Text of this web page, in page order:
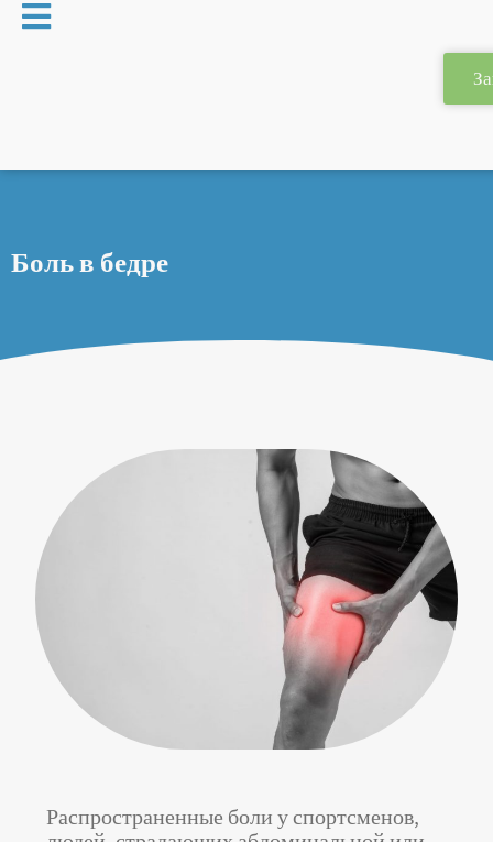
Перейти
Боль в бедре
Распространенные боли у спортсменов,